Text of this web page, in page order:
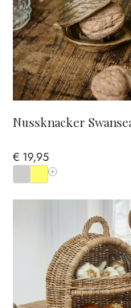
Nussknacker
€ 19,95
Alle Farben